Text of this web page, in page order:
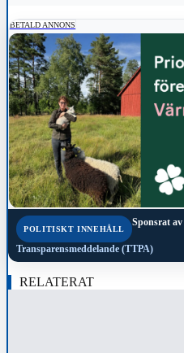
BETALD ANNONS
POLITISKT INNEHÅLL
Sponsrat av
Transparensmeddelande (TTPA)
RELATERAT